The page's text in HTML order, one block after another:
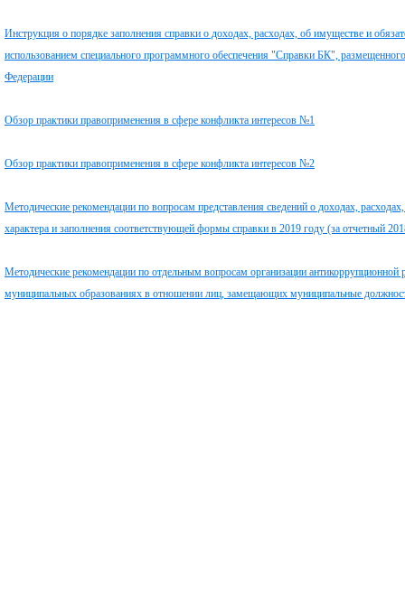
Инструкция о порядке заполнения справки о доходах, расходах, об имуществе и
использованием специального программного обеспечения "Справки БК",
Федерации
Обзор практики правоприменения в сфере конфликта интересов №1
Обзор практики правоприменения в сфере конфликта интересов №2
Методические рекомендации по вопросам представления сведений о доходах,
характера и заполнения соответствующей формы справки в 2019 году (за отчетный
Методические рекомендации по отдельным вопросам организации антикоррупционной
муниципальных образованиях в отношении лиц, замещающих муниципальные